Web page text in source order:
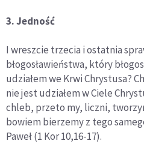
3. Jedność
I wreszcie trzecia i ostatnia
błogosławieństwa, który
udziałem we Krwi Chrystusa?
nie jest udziałem w Ciele
chleb, przeto my, liczni,
bowiem bierzemy z tego
Paweł (1 Kor 10,16-17).